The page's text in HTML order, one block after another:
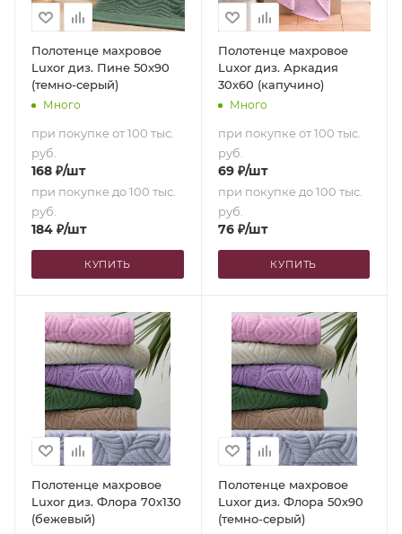
Полотенце махровое
Luxor диз. Пине 50х90
(темно-серый)
Много
при покупке от 100 тыс.
руб.
168 ₽/шт
при покупке до 100 тыс.
руб.
184 ₽/шт
КУПИТЬ
Полотенце махровое
Luxor диз. Аркадия
30х60 (капучино)
Много
при покупке от 100 тыс.
руб.
69₽/шт
при покупке до 100 тыс.
руб.
76₽/шт
КУПИТЬ
Полотенце махровое
Luxor диз. Флора 70х130
(бежевый)
Полотенце махровое
Luxor диз. Флора 50х90
(темно-серый)